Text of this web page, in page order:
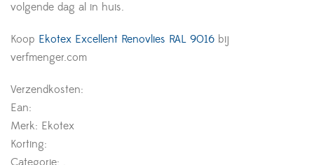
volgende dag al in huis.
Koop Ekotex Excellent Renovlies RAL 9016 bij
verfmenger.com
Verzendkosten:
Ean:
Merk: Ekotex
Korting: